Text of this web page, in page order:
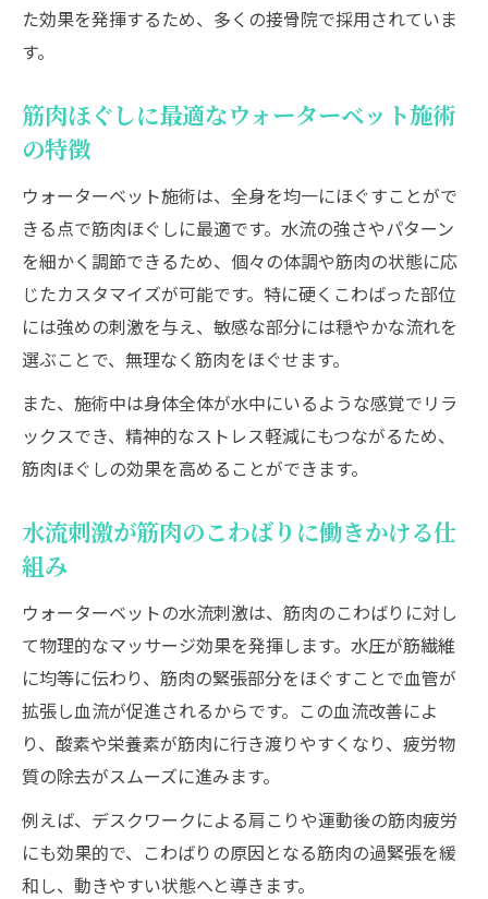
た効果を発揮するため、多くの接骨院で採用されていま
す。
筋肉ほぐしに最適なウォーターベット施術
の特徴
ウォーターベット施術は、全身を均一にほぐすことがで
きる点で筋肉ほぐしに最適です。水流の強さやパターン
を細かく調節できるため、個々の体調や筋肉の状態に応
じたカスタマイズが可能です。特に硬くこわばった部位
には強めの刺激を与え、敏感な部分には穏やかな流れを
選ぶことで、無理なく筋肉をほぐせます。
また、施術中は身体全体が水中にいるような感覚でリラ
ックスでき、精神的なストレス軽減にもつながるため、
筋肉ほぐしの効果を高めることができます。
水流刺激が筋肉のこわばりに働きかける仕
組み
ウォーターベットの水流刺激は、筋肉のこわばりに対し
て物理的なマッサージ効果を発揮します。水圧が筋繊維
に均等に伝わり、筋肉の緊張部分をほぐすことで血管が
拡張し血流が促進されるからです。この血流改善によ
り、酸素や栄養素が筋肉に行き渡りやすくなり、疲労物
質の除去がスムーズに進みます。
例えば、デスクワークによる肩こりや運動後の筋肉疲労
にも効果的で、こわばりの原因となる筋肉の過緊張を緩
和し、動きやすい状態へと導きます。